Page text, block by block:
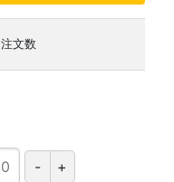
注文数